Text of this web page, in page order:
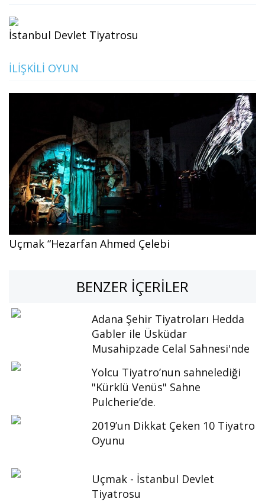
İstanbul Devlet Tiyatrosu
İLIŞKILI OYUN
Uçmak “Hezarfan Ahmed Çelebi
BENZER İÇERILER
Adana Şehir Tiyatroları Hedda
Gabler ile Üsküdar
Musahipzade Celal Sahnesi'nde
Yolcu Tiyatro’nun sahnelediği
"Kürklü Venüs" Sahne
Pulcherie’de.
2019’un Dikkat Çeken 10 Tiyatro
Oyunu
Uçmak - İstanbul Devlet
Tiyatrosu